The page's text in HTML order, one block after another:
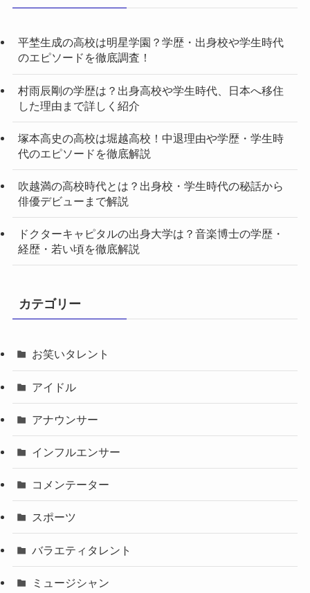
平埜生成の高校は明星学園？学歴・出身校や学生時代
のエピソードを徹底調査！
村雨辰剛の学歴は？出身高校や学生時代、日本へ移住
した理由まで詳しく紹介
塚本高史の高校は堀越高校！中退理由や学歴・学生時
代のエピソードを徹底解説
吹越満の高校時代とは？出身校・学生時代の秘話から
俳優デビューまで解説
ドクターキャピタルの出身大学は？音楽博士の学歴・
経歴・若い頃を徹底解説
カテゴリー
お笑いタレント
アイドル
アナウンサー
インフルエンサー
コメンテーター
スポーツ
バラエティタレント
ミュージシャン